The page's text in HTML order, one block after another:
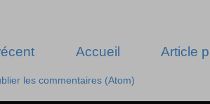
Article
Accueil
les commentaires (Atom)